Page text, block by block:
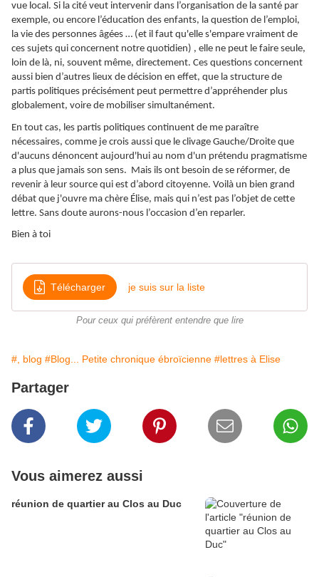
vue local. Si la cité veut intervenir dans l’organisation de la santé par
exemple, ou encore l’éducation des enfants, la question de l’emploi,
la vie des personnes âgées … (et il faut qu'elle s'empare vraiment de
ces sujets qui concernent notre quotidien) , elle ne peut le faire seule,
loin de là, ni, souvent même, directement. Ces questions concernent
aussi bien d’autres lieux de décision en effet, que la structure de
partis politiques précisément peut permettre d’appréhender plus
globalement, voire de mobiliser simultanément.
En tout cas, les partis politiques continuent de me paraître
nécessaires, comme je crois aussi que le clivage Gauche/Droite que
d'aucuns dénoncent aujourd'hui au nom d'un prétendu pragmatisme
a plus que jamais son sens. Mais ils ont besoin de se réformer, de
revenir à leur source qui est d’abord citoyenne. Voilà un bien grand
débat que j'ouvre ma chère Élise, mais qui n’est pas l’objet de cette
lettre. Sans doute aurons-nous l’occasion d’en reparler.
Bien à toi
Télécharger je suis sur la liste
Pour ceux qui préfèrent entendre que lire
#, blog #Blog... Petite chronique ébroïcienne #lettres à Elise
Partager
Vous aimerez aussi
réunion de quartier au Clos au Duc